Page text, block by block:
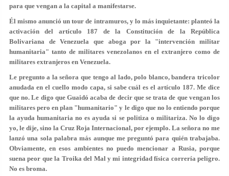
para que vengan a la capital a manifestarse.
Él mismo anunció un tour de intramuros, y lo más inquietante: planteó la
activación del artículo 187 de la Constitución de la República
Bolivariana de Venezuela que aboga por la "intervención militar
humanitaria" tanto de militares venezolanos en el extranjero como de
militares extranjeros en Venezuela.
Le pregunto a la señora que tengo al lado, polo blanco, bandera tricolor
anudada en el cuello modo capa, si sabe cuál es el artículo 187. Me dice
que no. Le digo que Guaidó acaba de decir que se trata de que vengan los
militares pero en plan "humanitario" y le digo que no lo entiendo porque
la ayuda humanitaria no es ayuda si se politiza o militariza. No lo digo
yo, le dije, sino la Cruz Roja Internacional, por ejemplo. La señora no me
lanzó una sola palabra más aunque me preguntó para quién trabajaba.
Obviamente, en esos ambientes no puedo mencionar a Rusia, porque
suena peor que la Troika del Mal y mi integridad física correría peligro.
No es broma.